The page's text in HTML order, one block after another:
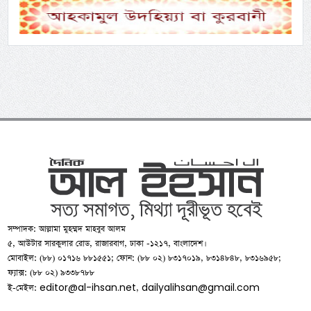
সম্পাদক: আল্লামা মুহম্মদ মাহবুব আলম
৫, আউটার সারকুলার রোড, রাজারবাগ, ঢাকা -১২১৭, বাংলাদেশ।
মোবাইল: (৮৮) ০১৭১৬ ৮৮১৫৫১; ফোন: (৮৮ ০২) ৮৩১৭০১৯, ৮৩১৪৮৪৮, ৮৩১৬৯৫৮;
ফ্যাক্স: (৮৮ ০২) ৯৩৩৮৭৮৮
ই-মেইল:editor@al-ihsan.net,dailyalihsan@gmail.com